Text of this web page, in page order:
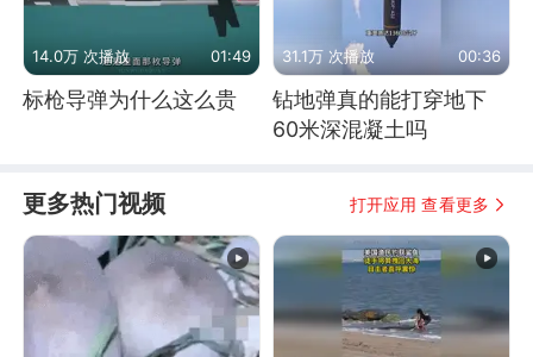
14.0万 次播放 01:49
标枪导弹为什么这么贵
31.1万 次播放 00:36
钻地弹真的能打穿地下
60米深混凝土吗
更多热门视频 打开应用 查看更多